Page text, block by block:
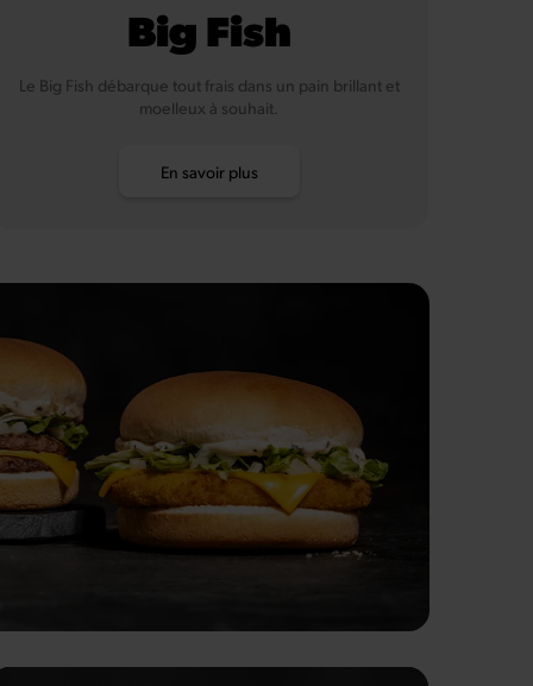
Big Fish
Le Big Fish débarque tout frais dans un pain brillant et
moelleux à souhait.
En savoir plus